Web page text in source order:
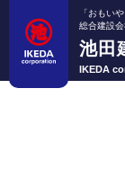
「おもい
総合建設
池田
IKEDA